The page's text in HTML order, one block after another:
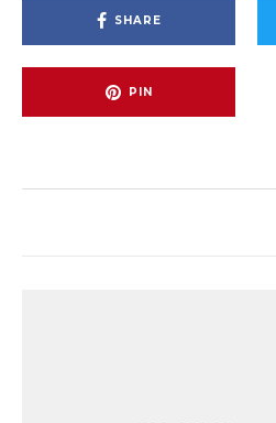
SHARE
PIN